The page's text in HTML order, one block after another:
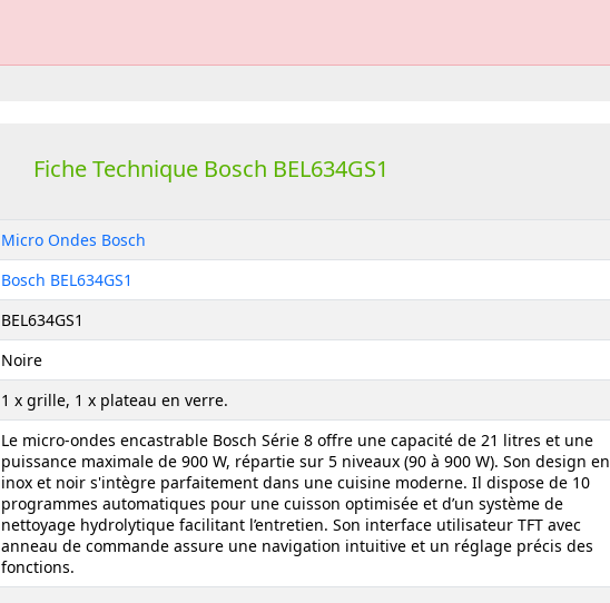
Fiche Technique Bosch BEL634GS1
Micro Ondes Bosch
Bosch BEL634GS1
BEL634GS1
Noire
1 x grille, 1 x plateau en verre.
Le micro-ondes encastrable Bosch Série 8 offre une capacité de 21 litres et une
puissance maximale de 900 W, répartie sur 5 niveaux (90 à 900 W). Son design en
inox et noir s'intègre parfaitement dans une cuisine moderne. Il dispose de 10
programmes automatiques pour une cuisson optimisée et d’un système de
nettoyage hydrolytique facilitant l’entretien. Son interface utilisateur TFT avec
anneau de commande assure une navigation intuitive et un réglage précis des
fonctions.